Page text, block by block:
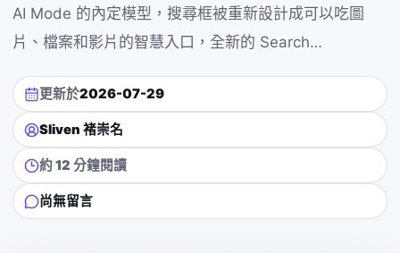
AI Mode 的內定模型，搜尋框被重新設計成可以吃圖
片、檔案和影片的智慧入口，全新的 Search…
更新於2026-07-29
Sliven 褚崇名
約 12 分鐘閱讀
尚無留言